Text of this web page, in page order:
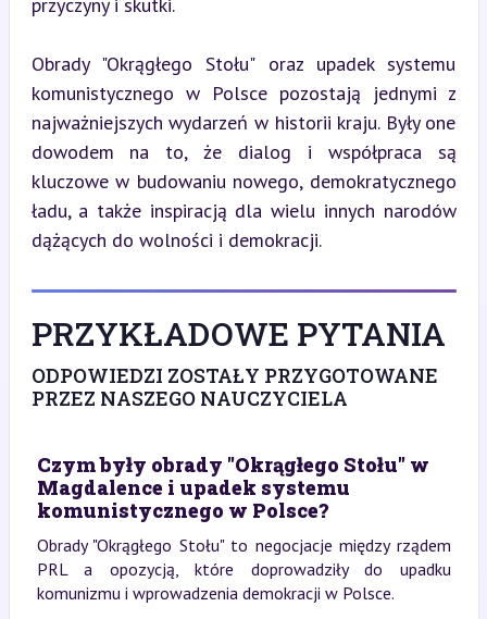
Obrady "Okrągłego Stołu" oraz upadek systemu
komunistycznego w Polsce pozostają jednymi z
najważniejszych wydarzeń w historii kraju. Były one
dowodem na to, że dialog i współpraca są
kluczowe w budowaniu nowego, demokratycznego
ładu, a także inspiracją dla wielu innych narodów
dążących do wolności i demokracji.
PRZYKŁADOWE PYTANIA
ODPOWIEDZI ZOSTAŁY PRZYGOTOWANE
PRZEZ NASZEGO NAUCZYCIELA
Czym były obrady "Okrągłego Stołu" w
Magdalence i upadek systemu
komunistycznego w Polsce?
Obrady "Okrągłego Stołu" to negocjacje między rządem
PRL a opozycją, które doprowadziły do upadku
komunizmu i wprowadzenia demokracji w Polsce.